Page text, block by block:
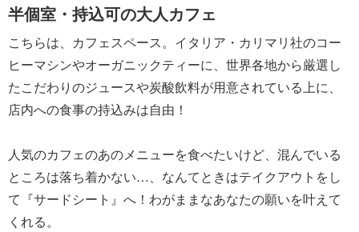
半個室・持込可の大人カフェ
こちらは、カフェスペース。イタリア・カリマリ社のコー
ヒーマシンやオーガニックティーに、世界各地から厳選し
たこだわりのジュースや炭酸飲料が用意されている上に、
店内への食事の持込みは自由！
人気のカフェのあのメニューを食べたいけど、混んでいる
ところは落ち着かない…、なんてときはテイクアウトをし
て『サードシート』へ！わがままなあなたの願いを叶えて
くれる。